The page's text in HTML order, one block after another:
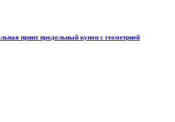
принт продольный купон с геометрией